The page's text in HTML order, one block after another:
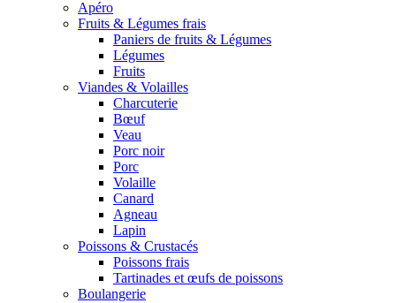
Apéro
Fruits & Légumes frais
Paniers de fruits & Légumes
Légumes
Fruits
Viandes & Volailles
Charcuterie
Bœuf
Veau
Porc noir
Porc
Volaille
Canard
Agneau
Lapin
Poissons & Crustacés
Poissons frais
Tartinades et œufs de poissons
Boulangerie